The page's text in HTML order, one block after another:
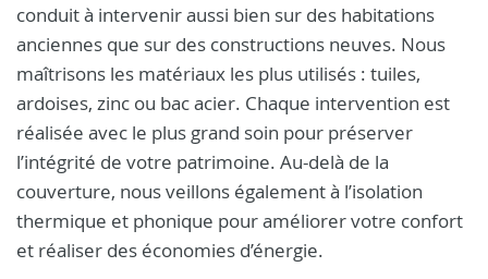
conduit à intervenir aussi bien sur des habitations
anciennes que sur des constructions neuves. Nous
maîtrisons les matériaux les plus utilisés : tuiles,
ardoises, zinc ou bac acier. Chaque intervention est
réalisée avec le plus grand soin pour préserver
l’intégrité de votre patrimoine. Au-delà de la
couverture, nous veillons également à l’isolation
thermique et phonique pour améliorer votre confort
et réaliser des économies d’énergie.